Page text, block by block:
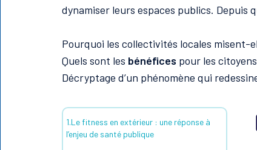
dynamiser leurs espaces publics. Depuis
Pourquoi les collectivités locales
Quels sont les bénéfices pour les
Décryptage d’un phénomène qui
1.Le fitness en extérieur : une réponse à
l’enjeu de santé publique